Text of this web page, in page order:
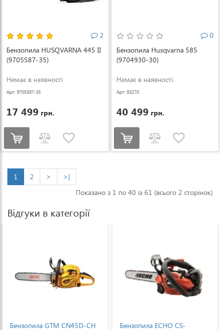
2
Бензопила HUSQVARNA 445 II
(9705587-35)
Немає в наявності
Арт: 9705587-35
17 499 грн.
0
Бензопила Husqvarna 585
(9704930-30)
Немає в наявності
Арт: 83270
40 499 грн.
1 2 >
>|
Показано з 1 по 40 із 61 (всього 2 сторінок)
Відгуки в категорії
Бензопила GTM CN45D-CH
Бензопила ECHO CS-